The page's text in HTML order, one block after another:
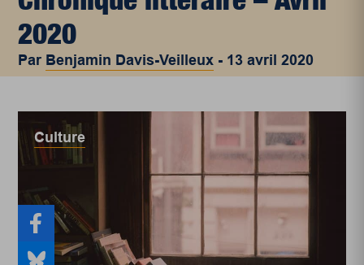
2020
Par Benjamin Davis-Veilleux - 13 avril 2020
Culture